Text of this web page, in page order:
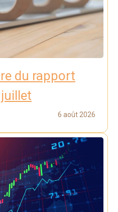
du rapport
6 août 2026